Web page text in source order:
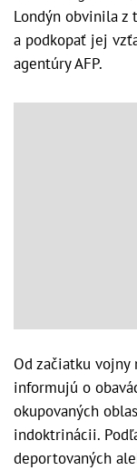
Londýn obvinila z
a podkopať jej
agentúry AFP.
Od začiatku
informujú o
okupovaných
indoktrinácii.
deportovaných